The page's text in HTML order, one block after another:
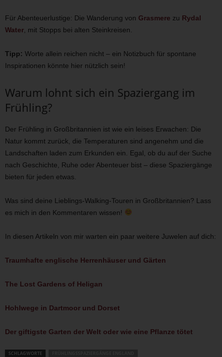
Für Abenteuerlustige: Die Wanderung von Grasmere zu Rydal
Water , mit Stopps bei alten Steinkreisen.
Tipp: Worte allein reichen nicht – ein Notizbuch für spontane
Inspirationen könnte hier nützlich sein!
Warum lohnt sich ein Spaziergang im
Frühling?
Der Frühling in Großbritannien ist wie ein leises Erwachen: Die
Natur kommt zurück, die Temperaturen sind angenehm und die
Landschaften laden zum Erkunden ein. Egal, ob du auf der Suche
nach Geschichte, Ruhe oder Abenteuer bist – diese Spaziergänge
bieten für jeden etwas.
Was sind deine Lieblings-Walking-Touren in Großbritannien? Lass
es mich in den Kommentaren wissen!
In diesen Artikeln von mir warten ein paar weitere Juwelen auf dich:
Traumhafte englische Herrenhäuser und Gärten
The Lost Gardens of Heligan
Hohlwege in Dartmoor und Dorset
Der giftigste Garten der Welt oder wie eine Pflanze tötet
SCHLAGWORTE